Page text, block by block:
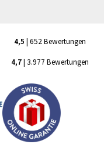
4,5 | 652 Bewertungen
4,7| 3.977 Bewertungen